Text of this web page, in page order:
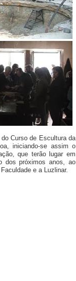
Curso de Escultura da
iniciando-se assim o
que terão lugar em
dos próximos anos, ao
e a Luzlinar.